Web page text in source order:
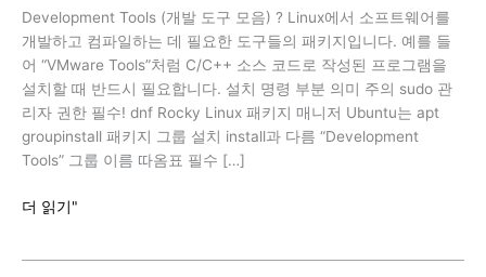
Development Tools (개발 도구 모음) ? Linux에서 소프트웨어를
개발하고 컴파일하는 데 필요한 도구들의 패키지입니다. 예를 들
어 “VMware Tools”처럼 C/C++ 소스 코드로 작성된 프로그램을
설치할 때 반드시 필요합니다. 설치 명령 부분 의미 주의 sudo 관
리자 권한 필수! dnf Rocky Linux 패키지 매니저 Ubuntu는 apt
groupinstall 패키지 그룹 설치 install과 다름 “Development
Tools” 그룹 이름 따옴표 필수 […]
Linux
더 읽기"